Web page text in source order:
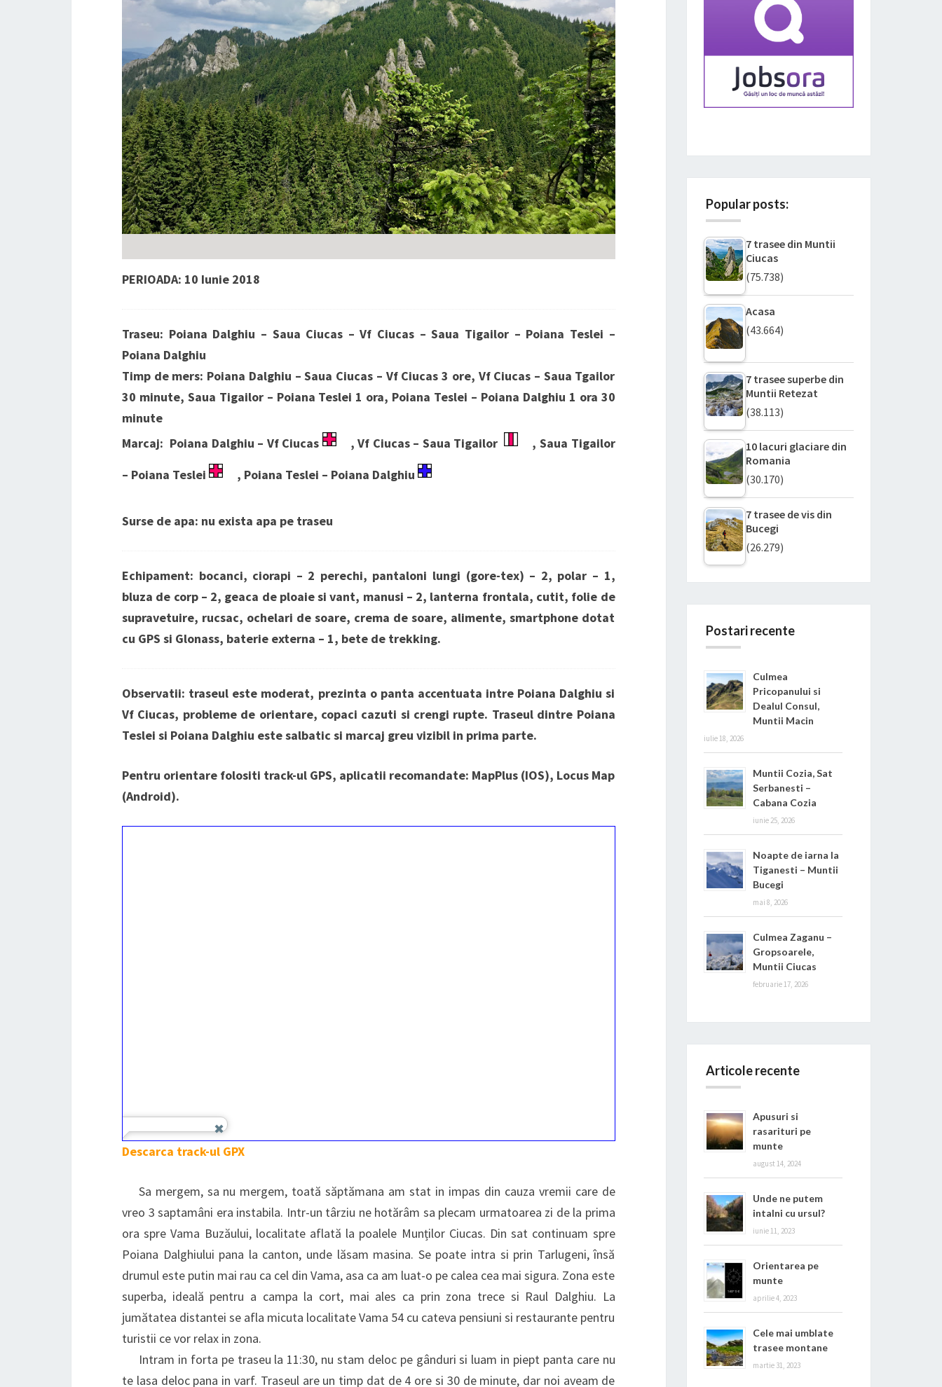
PERIOADA: 10 Iunie 2018
Traseu: Poiana Dalghiu – Saua Ciucas – Vf Ciucas – Saua Tigailor – Poiana Teslei –
Poiana Dalghiu
Timp de mers: Poiana Dalghiu – Saua Ciucas – Vf Ciucas 3 ore, Vf Ciucas – Saua Tgailor
30 minute, Saua Tigailor – Poiana Teslei 1 ora, Poiana Teslei – Poiana Dalghiu 1 ora 30
minute
Marcaj: Poiana Dalghiu – Vf Ciucas , Vf Ciucas – Saua Tigailor
, Saua Tigailor
– Poiana Teslei
, Poiana Teslei – Poiana Dalghiu
Surse de apa: nu exista apa pe traseu
Echipament: bocanci, ciorapi – 2 perechi, pantaloni lungi (gore-tex) – 2, polar – 1,
bluza de corp – 2, geaca de ploaie si vant, manusi – 2, lanterna frontala, cutit, folie de
supravetuire, rucsac, ochelari de soare, crema de soare, alimente, smartphone dotat
cu GPS si Glonass, baterie externa – 1, bete de trekking.
Observatii: traseul este moderat, prezinta o panta accentuata intre Poiana Dalghiu si
Vf Ciucas, probleme de orientare, copaci cazuti si crengi rupte. Traseul dintre Poiana
Teslei si Poiana Dalghiu este salbatic si marcaj greu vizibil in prima parte.
Pentru orientare folositi track-ul GPS, aplicatii recomandate: MapPlus (IOS), Locus Map
(Android).
Descarca track-ul GPX
Sa mergem, sa nu mergem, toată săptămana am stat in impas din cauza vremii care de
vreo 3 saptamâni era instabila. Intr-un târziu ne hotărâm sa plecam urmatoarea zi de la prima
ora spre Vama Buzăului, localitate aflată la poalele Munților Ciucas. Din sat continuam spre
Poiana Dalghiului pana la canton, unde lăsam masina. Se poate intra si prin Tarlugeni, însă
drumul este putin mai rau ca cel din Vama, asa ca am luat-o pe calea cea mai sigura. Zona este
superba, ideală pentru a campa la cort, mai ales ca prin zona trece si Raul Dalghiu. La
jumătatea distantei se afla micuta localitate Vama 54 cu cateva pensiuni si restaurante pentru
turistii ce vor relax in zona.
Intram in forta pe traseu la 11:30, nu stam deloc pe gânduri si luam in piept panta care nu
te lasa deloc pana in varf. Traseul are un timp dat de 4 ore si 30 de minute, dar noi aveam de
Popular posts:
7 trasee din Muntii
Ciucas
(75.738)
Acasa
(43.664)
7 trasee superbe din
Muntii Retezat
(38.113)
10 lacuri glaciare din
Romania
(30.170)
7 trasee de vis din
Bucegi
(26.279)
Postari recente
Culmea
Pricopanului si
Dealul Consul,
Muntii Macin
iulie 18, 2026
Muntii Cozia, Sat
Serbanesti –
Cabana Cozia
iunie 25, 2026
Noapte de iarna la
Tiganesti – Muntii
Bucegi
mai 8, 2026
Culmea Zaganu –
Gropsoarele,
Muntii Ciucas
februarie 17, 2026
Articole recente
Apusuri si
rasarituri pe
munte
august 14, 2024
Unde ne putem
intalni cu ursul?
iunie 11, 2023
Orientarea pe
munte
aprilie 4, 2023
Cele mai umblate
trasee montane
martie 31, 2023